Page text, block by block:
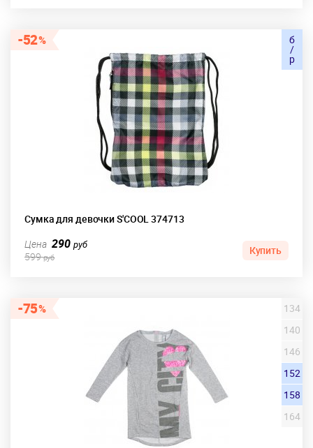
52
Сумка для девочки S'COOL 374713
б
/
р
Цена 290руб
599руб
Купить
75
134
140
146
152
158
164